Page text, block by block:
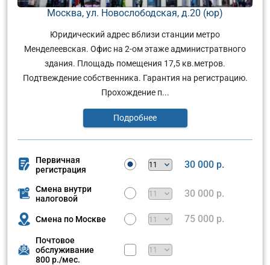
Москва, ул. Новослободская, д.20 (юр)
Юридический адрес вблизи станции метро
Менделеевская. Офис на 2-ом этаже администратвного
здания. Площадь помещения 17,5 кв.метров.
Подтвеждение собственника. Гарантия на регистрацию.
Прохождение п...
Подробнее
Первичная
регистрация
30 000 р.
Смена внутри
налоговой
30 000 р.
Смена по Москве 75 000 р.
Почтовое
обслуживание
800 р./мес.